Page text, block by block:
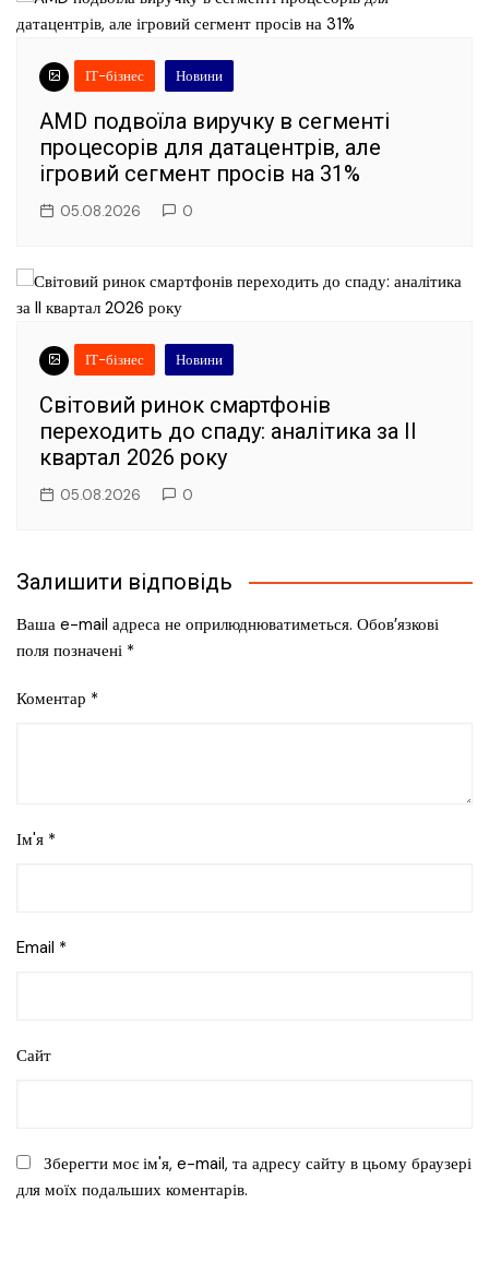
ІТ-бізнес Новини
AMD подвоїла виручку в сегменті
процесорів для датацентрів, але
ігровий сегмент просів на 31%
05.08.2026 0
ІТ-бізнес Новини
Світовий ринок смартфонів
переходить до спаду: аналітика за II
квартал 2026 року
05.08.2026 0
Залишити відповідь
Ваша e-mail адреса не оприлюднюватиметься. Обов’язкові
поля позначені *
Коментар *
Ім'я *
Email *
Сайт
Зберегти моє ім'я, e-mail, та адресу сайту в цьому браузері
для моїх подальших коментарів.